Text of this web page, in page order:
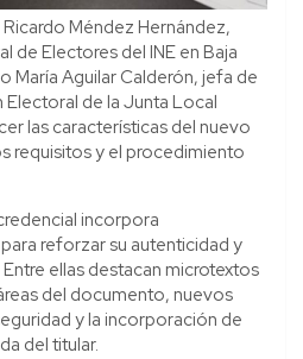
Méndez Hernández,
de Electores del INE en Baja
María Aguilar Calderón, jefa de
de la Junta Local
las características del nuevo
requisitos y el procedimiento
incorpora
reforzar su autenticidad y
ellas destacan microtextos
del documento, nuevos
y la incorporación de
del titular.